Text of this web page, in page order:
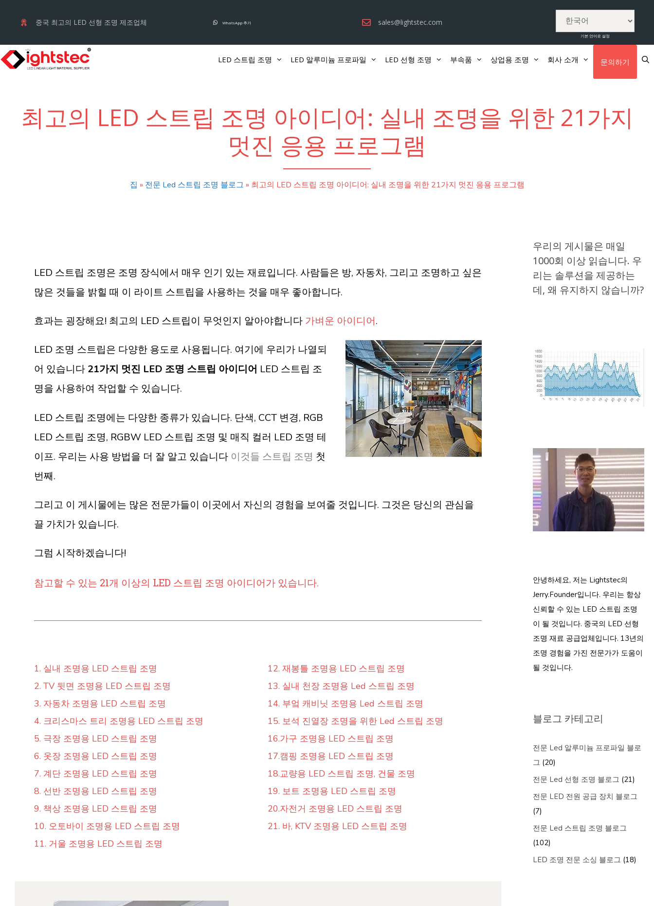
로
건
중국 최고의 LED 선형 조명 제조업체 WhatsApp 추가 sales@lightstec.com
기본 언어로 설정
LED 스트립 조명 LED 알루미늄 프로파일 LED 선형 조명 부속품 상업용 조명 회사 소개 문의하기
최고의 LED 스트립 조명 아이디어: 실내 조명을 위한 21가지
멋진 응용 프로그램
집 » 전문 Led 스트립 조명 블로그 » 최고의 LED 스트립 조명 아이디어: 실내 조명을 위한 21가지 멋진 응용 프로그램
LED 스트립 조명은 조명 장식에서 매우 인기 있는 재료입니다. 사람들은 방, 자동차, 그리고 조명하고 싶은
많은 것들을 밝힐 때 이 라이트 스트립을 사용하는 것을 매우 좋아합니다.
효과는 굉장해요! 최고의 LED 스트립이 무엇인지 알아야합니다 가벼운 아이디어.
LED 조명 스트립은 다양한 용도로 사용됩니다. 여기에 우리가 나열되
어 있습니다 21가지 멋진 LED 조명 스트립 아이디어 LED 스트립 조
명을 사용하여 작업할 수 있습니다.
LED 스트립 조명에는 다양한 종류가 있습니다. 단색, CCT 변경, RGB
LED 스트립 조명, RGBW LED 스트립 조명 및 매직 컬러 LED 조명 테
이프. 우리는 사용 방법을 더 잘 알고 있습니다 이것들 스트립 조명 첫
번째.
그리고 이 게시물에는 많은 전문가들이 이곳에서 자신의 경험을 보여줄 것입니다. 그것은 당신의 관심을
끌 가치가 있습니다.
그럼 시작하겠습니다!
참고할 수 있는 21개 이상의 LED 스트립 조명 아이디어가 있습니다.
1. 실내 조명용 LED 스트립 조명
2. TV 뒷면 조명용 LED 스트립 조명
3. 자동차 조명용 LED 스트립 조명
4. 크리스마스 트리 조명용 LED 스트립 조명
5. 극장 조명용 LED 스트립 조명
6. 옷장 조명용 LED 스트립 조명
7. 계단 조명용 LED 스트립 조명
8. 선반 조명용 LED 스트립 조명
9. 책상 조명용 LED 스트립 조명
10. 오토바이 조명용 LED 스트립 조명
11. 거울 조명용 LED 스트립 조명
12. 재봉틀 조명용 LED 스트립 조명
13. 실내 천장 조명용 Led 스트립 조명
14. 부엌 캐비닛 조명용 Led 스트립 조명
15. 보석 진열장 조명을 위한 Led 스트립 조명
16.가구 조명용 LED 스트립 조명
17.캠핑 조명용 LED 스트립 조명
18.교량용 LED 스트립 조명, 건물 조명
19. 보트 조명용 LED 스트립 조명
20.자전거 조명용 LED 스트립 조명
21. 바, KTV 조명용 LED 스트립 조명
우리의 게시물은 매일
1000회 이상 읽습니다. 우
리는 솔루션을 제공하는
데, 왜 유지하지 않습니까?
안녕하세요, 저는 Lightstec의
Jerry.Founder입니다. 우리는 항상
신뢰할 수 있는 LED 스트립 조명
이 될 것입니다. 중국의 LED 선형
조명 재료 공급업체입니다. 13년의
조명 경험을 가진 전문가가 도움이
될 것입니다.
블로그 카테고리
전문 Led 알루미늄 프로파일 블로
그 (20)
전문 Led 선형 조명 블로그 (21)
전문 LED 전원 공급 장치 블로그
(7)
전문 Led 스트립 조명 블로그
(102)
LED 조명 전문 소싱 블로그 (18)